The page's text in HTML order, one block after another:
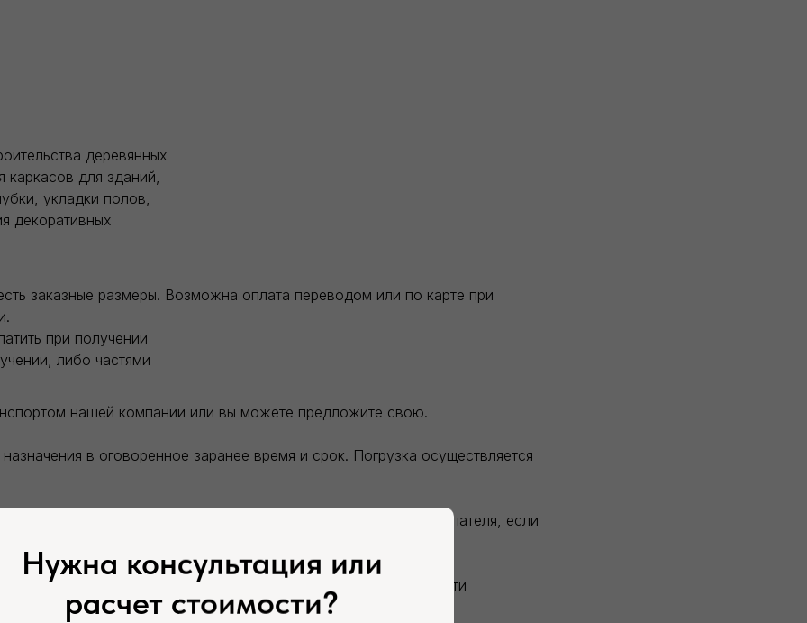
деревянных
каркасов для зданий,
укладки полов,
декоративных
заказные размеры. Возможна оплата переводом или по карте при
при получении
либо частями
нашей компании или вы можете предложите свою.
в оговоренное заранее время и срок. Погрузка осуществляется
Разгрузка заказанного товара производится силами покупателя, если
и у нашего менеджера, цены могут отличаться в зависимости
Нужна консультация или
расчет стоимости?